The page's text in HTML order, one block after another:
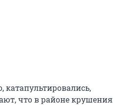
катапультировались,
что в районе крушения